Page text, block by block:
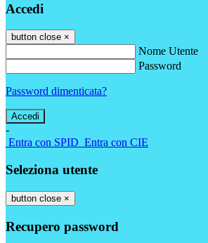
Accedi
button close ×
Nome Utente
Password
Password dimenticata?
-
Entra con SPID Entra con CIE
Seleziona utente
button close ×
Recupero password